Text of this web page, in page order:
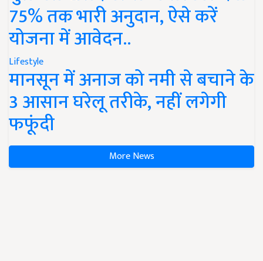
75% तक भारी अनुदान, ऐसे करें
योजना में आवेदन..
Lifestyle
मानसून में अनाज को नमी से बचाने के
3 आसान घरेलू तरीके, नहीं लगेगी
फफूंदी
More News